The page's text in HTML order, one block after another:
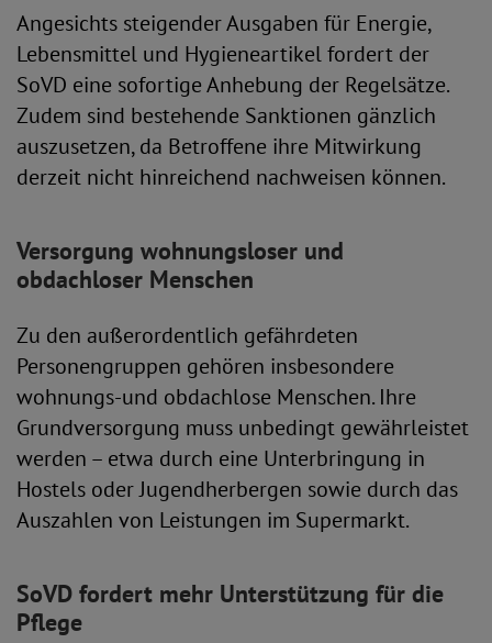
Angesichts steigender Ausgaben für Energie,
Lebensmittel und Hygieneartikel fordert der
SoVD eine sofortige Anhebung der Regelsätze.
Zudem sind bestehende Sanktionen gänzlich
auszusetzen, da Betroffene ihre Mitwirkung
derzeit nicht hinreichend nachweisen können.
Versorgung wohnungsloser und
obdachloser Menschen
Zu den außerordentlich gefährdeten
Personengruppen gehören insbesondere
wohnungs-und obdachlose Menschen. Ihre
Grundversorgung muss unbedingt gewährleistet
werden – etwa durch eine Unterbringung in
Hostels oder Jugendherbergen sowie durch das
Auszahlen von Leistungen im Supermarkt.
SoVD fordert mehr Unterstützung für die
Pflege